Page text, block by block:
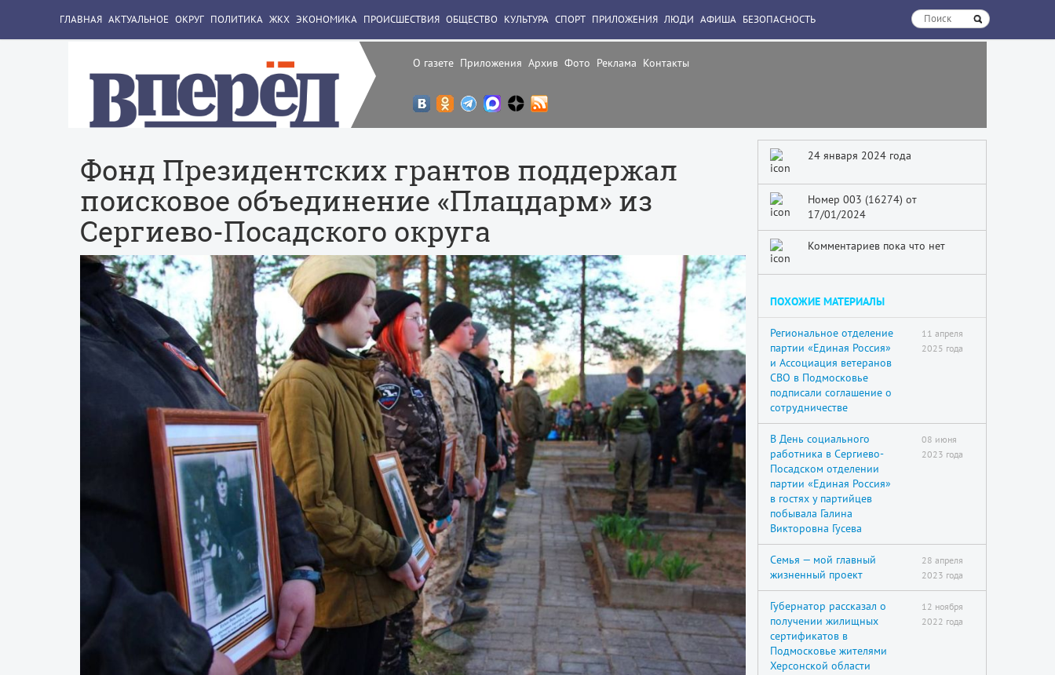
О газете Приложения Архив Фото Реклама Контакты
ГЛАВНАЯ АКТУАЛЬНОЕ ОКРУГ ПОЛИТИКА ЖКХ ЭКОНОМИКА ПРОИСШЕСТВИЯ ОБЩЕСТВО КУЛЬТУРА СПОРТ ПРИЛОЖЕНИЯ ЛЮДИ АФИША БЕЗОПАСНОСТЬ
Фонд Президентских грантов поддержал
поисковое объединение «Плацдарм» из
Сергиево-Посадского округа
24 января 2024 года
Номер 003 (16274) от
17/01/2024
Комментариев пока что нет
ПОХОЖИЕ МАТЕРИАЛЫ
Региональное отделение
партии «Единая Россия»
и Ассоциация ветеранов
СВО в Подмосковье
подписали соглашение о
сотрудничестве
11 апреля
2025 года
В День социального
работника в Сергиево-
Посадском отделении
партии «Единая Россия»
в гостях у партийцев
побывала Галина
Викторовна Гусева
08 июня
2023 года
Семья — мой главный
жизненный проект
28 апреля
2023 года
Губернатор рассказал о
получении жилищных
сертификатов в
Подмосковье жителями
Херсонской области
12 ноября
2022 года